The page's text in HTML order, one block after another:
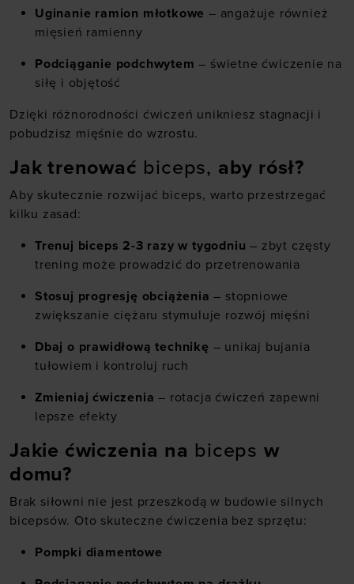
Uginanie ramion młotkowe – angażuje również
mięsień ramienny
Podciąganie podchwytem – świetne ćwiczenie na
siłę i objętość
Dzięki różnorodności ćwiczeń unikniesz stagnacji i
pobudzisz mięśnie do wzrostu.
Jak trenować biceps, aby rósł?
Aby skutecznie rozwijać biceps, warto przestrzegać
kilku zasad:
Trenuj biceps 2-3 razy w tygodniu – zbyt częsty
trening może prowadzić do przetrenowania
Stosuj progresję obciążenia – stopniowe
zwiększanie ciężaru stymuluje rozwój mięśni
Dbaj o prawidłową technikę – unikaj bujania
tułowiem i kontroluj ruch
Zmieniaj ćwiczenia – rotacja ćwiczeń zapewni
lepsze efekty
Jakie ćwiczenia na biceps w
domu?
Brak siłowni nie jest przeszkodą w budowie silnych
bicepsów. Oto skuteczne ćwiczenia bez sprzętu:
Pompki diamentowe